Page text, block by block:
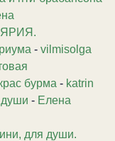
- vilmisolga
бурма - katrin
- Елена
для души.